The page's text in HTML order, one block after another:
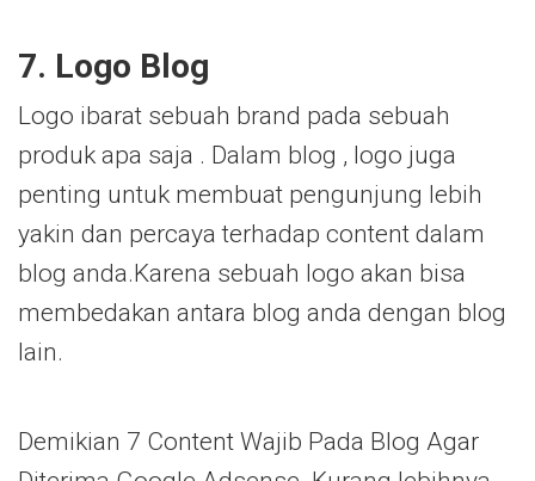
7. Logo Blog
Logo ibarat sebuah brand pada sebuah
produk apa saja . Dalam blog , logo juga
penting untuk membuat pengunjung lebih
yakin dan percaya terhadap content dalam
blog anda.Karena sebuah logo akan bisa
membedakan antara blog anda dengan blog
lain.
Demikian 7 Content Wajib Pada Blog Agar